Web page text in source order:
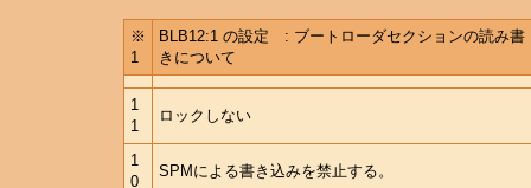
※
1
BLB12:1 の設定 : ブートローダセクションの読み書
きについて
1
1
ロックしない
1
0
SPMによる書き込みを禁止する。